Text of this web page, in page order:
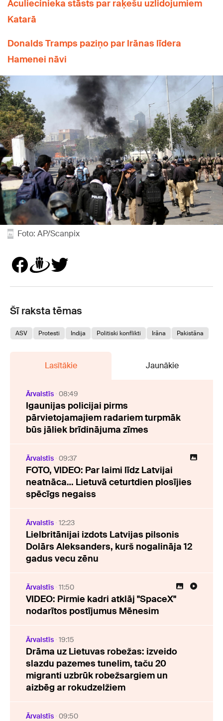
Aculiecinieka stāsts par raķešu uzlidojumiem
Katarā
Donalds Tramps paziņo par Irānas līdera
Hamenei nāvi
Foto: AP/Scanpix
Šī raksta tēmas
ASV Protesti Indija Politiski konflikti Irāna Pakistāna
Lasītākie Jaunākie
Ārvalstīs 08:49
Igaunijas policijai pirms
pārvietojamajiem radariem turpmāk
būs jāliek brīdinājuma zīmes
Ārvalstīs 09:37
FOTO, VIDEO: Par laimi līdz Latvijai
neatnāca… Lietuvā ceturtdien plosījies
spēcīgs negaiss
Ārvalstīs 12:23
Lielbritānijai izdots Latvijas pilsonis
Dolārs Aleksanders, kurš nogalināja 12
gadus vecu zēnu
Ārvalstīs 11:50
VIDEO: Pirmie kadri atklāj "SpaceX"
nodarītos postījumus Mēnesim
Ārvalstīs 19:15
Drāma uz Lietuvas robežas: izveido
slazdu pazemes tunelim, taču 20
migranti uzbrūk robežsargiem un
aizbēg ar rokudzelžiem
Ārvalstīs 09:50